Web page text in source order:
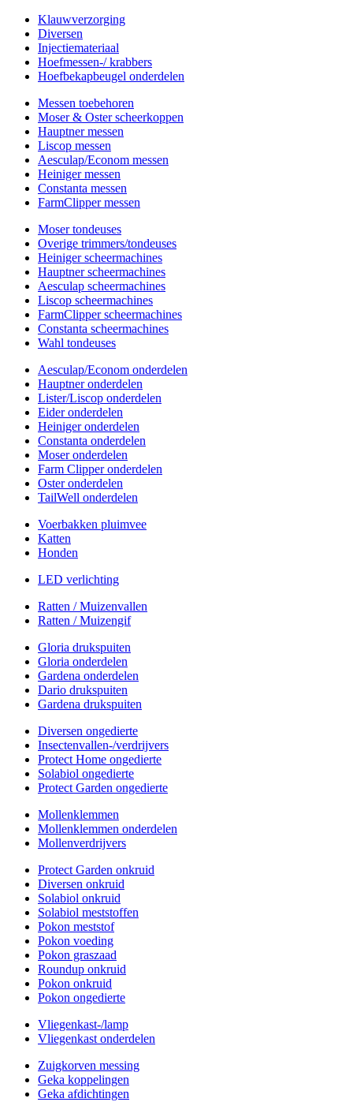
Klauwverzorging
Diversen
Injectiemateriaal
Hoefmessen-/ krabbers
Hoefbekapbeugel onderdelen
Messen toebehoren
Moser & Oster scheerkoppen
Hauptner messen
Liscop messen
Aesculap/Econom messen
Heiniger messen
Constanta messen
FarmClipper messen
Moser tondeuses
Overige trimmers/tondeuses
Heiniger scheermachines
Hauptner scheermachines
Aesculap scheermachines
Liscop scheermachines
FarmClipper scheermachines
Constanta scheermachines
Wahl tondeuses
Aesculap/Econom onderdelen
Hauptner onderdelen
Lister/Liscop onderdelen
Eider onderdelen
Heiniger onderdelen
Constanta onderdelen
Moser onderdelen
Farm Clipper onderdelen
Oster onderdelen
TailWell onderdelen
Voerbakken pluimvee
Katten
Honden
LED verlichting
Ratten / Muizenvallen
Ratten / Muizengif
Gloria drukspuiten
Gloria onderdelen
Gardena onderdelen
Dario drukspuiten
Gardena drukspuiten
Diversen ongedierte
Insectenvallen-/verdrijvers
Protect Home ongedierte
Solabiol ongedierte
Protect Garden ongedierte
Mollenklemmen
Mollenklemmen onderdelen
Mollenverdrijvers
Protect Garden onkruid
Diversen onkruid
Solabiol onkruid
Solabiol meststoffen
Pokon meststof
Pokon voeding
Pokon graszaad
Roundup onkruid
Pokon onkruid
Pokon ongedierte
Vliegenkast-/lamp
Vliegenkast onderdelen
Zuigkorven messing
Geka koppelingen
Geka afdichtingen